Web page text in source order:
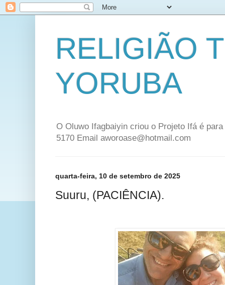
RELIGIÃO
YORUBA
O Oluwo Ifagbaiyin criou o Projeto Ifá é
5170 Email aworoase@hotmail.com
quarta-feira, 10 de setembro de 2025
Suuru, (PACIÊNCIA).